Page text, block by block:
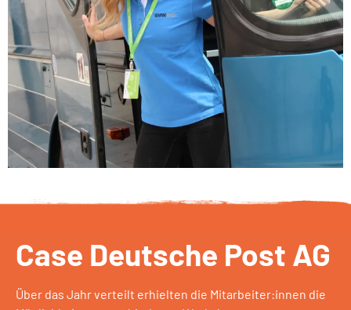
Case Deutsche Post AG
Über das Jahr verteilt erhielten die Mitarbeiter:innen die